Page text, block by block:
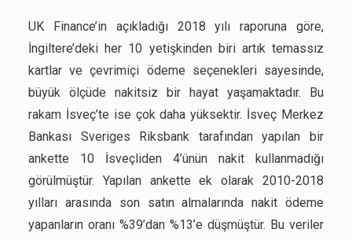
UK Finance’in açıkladığı 2018 yılı raporuna göre,
İngiltere’deki her 10 yetişkinden biri artık temassız
kartlar ve çevrimiçi ödeme seçenekleri sayesinde,
büyük ölçüde nakitsiz bir hayat yaşamaktadır. Bu
rakam İsveç’te ise çok daha yüksektir. İsveç Merkez
Bankası Sveriges Riksbank tarafından yapılan bir
ankette 10 İsveçliden 4’ünün nakit kullanmadığı
görülmüştür. Yapılan ankette ek olarak 2010-2018
yılları arasında son satın almalarında nakit ödeme
yapanların oranı %39’dan %13’e düşmüştür. Bu veriler